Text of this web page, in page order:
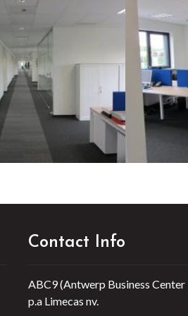
next
Contact Info
ABC9 (Antwerp Business Center
p.a Limecas nv.